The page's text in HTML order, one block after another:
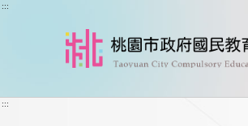
跳到主要內容
:::
:::